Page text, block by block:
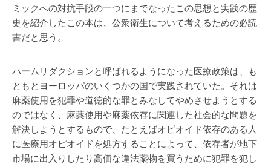
ミックへの対抗手段の一つにまでなったこの思想と実践の歴
史を紹介したこの本は、公衆衛生について考えるための必読
書だと思う。
ハームリダクションと呼ばれるようになった医療政策は、も
ともとヨーロッパのいくつかの国で実践されていた。それは
麻薬使用を犯罪や道徳的な罪とみなしてやめさせようとする
のではなく、麻薬使用や麻薬依存に関連した社会的な問題を
解決しようとするもので、たとえばオピオイド依存のある人
に医療用オピオイドを処方することによって、依存者が地下
市場に出入りしたり高価な違法薬物を買うために犯罪を犯し